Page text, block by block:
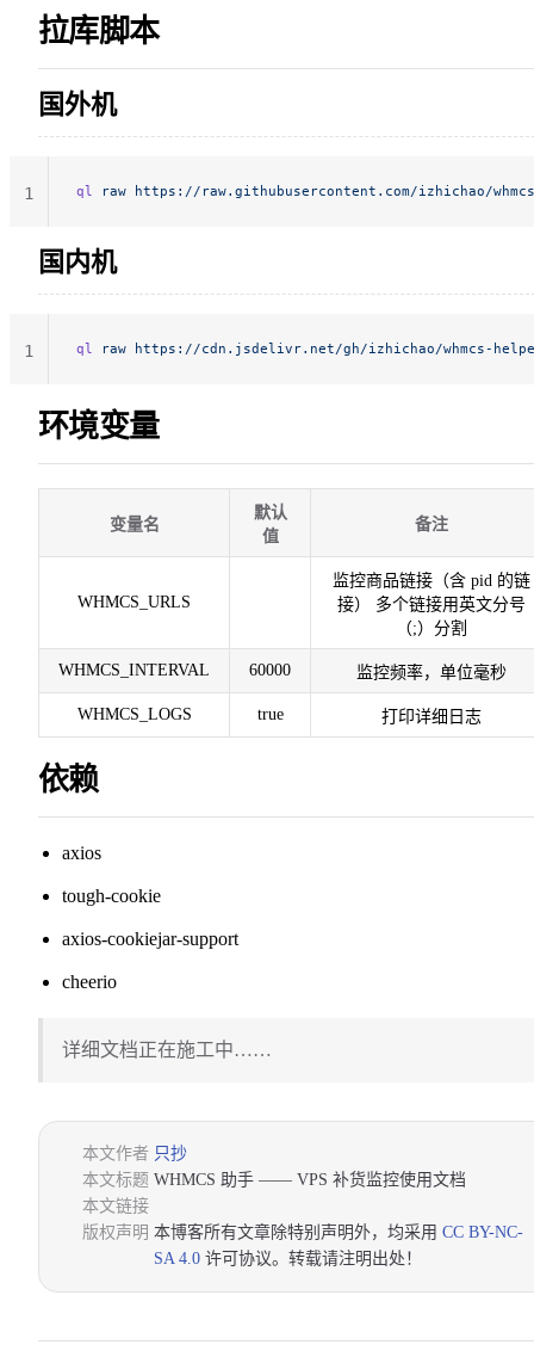
拉库脚本
国外机
ql raw https://raw.githubusercontent.com/izhichao/
1
国内机
ql raw https://cdn.jsdelivr.net/gh/izhichao/whmcs-
1
环境变量
变量名
默认
值
备注
WHMCS_URLS
监控商品链接（含 pid 的链
接） 多个链接用英文分号
（;）分割
WHMCS_INTERVAL 60000 监控频率，单位毫秒
WHMCS_LOGS true 打印详细日志
依赖
axios
tough-cookie
axios-cookiejar-support
cheerio
详细文档正在施工中……
本文作者 只抄
本文标题 WHMCS 助手 —— VPS 补货监控使用文档
本文链接
版权声明 本博客所有文章除特别声明外，均采用 CC BY-NC-
SA 4.0 许可协议。转载请注明出处！